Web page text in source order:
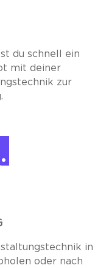
du schnell ein
mit deiner
zur
in
oder nach